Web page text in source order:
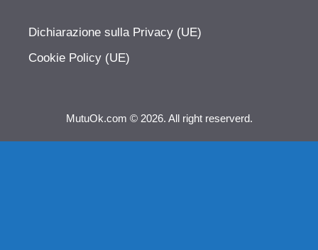
Dichiarazione sulla Privacy (UE)
Cookie Policy (UE)
MutuOk.com © 2026. All right reserverd.